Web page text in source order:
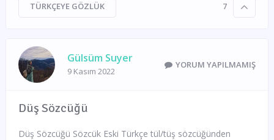
TÜRKÇEYE GÖZLÜK 7
Gülsüm Suyer
9 Kasım 2022
YORUM YAPILMAMIŞ
Düş Sözcüğü
Düş Sözcüğü Sözcük Eski Türkçe tül/tüş sözcüğünden